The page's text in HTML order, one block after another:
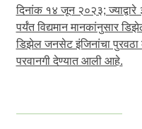
दिनांक १४ जून २०२३;
पर्यंत विद्यमान मानकांनुसार
डिझेल जनसेट इंजिनांचा पुरवठा
परवानगी देण्यात आली आहे.